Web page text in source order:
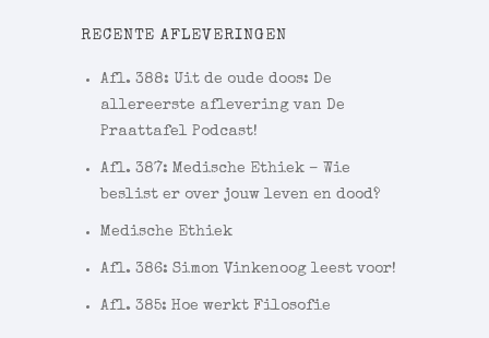
RECENTE AFLEVERINGEN
Afl. 388: Uit de oude doos: De
allereerste aflevering van De
Praattafel Podcast!
Afl. 387: Medische Ethiek – Wie
beslist er over jouw leven en dood?
Medische Ethiek
Afl. 386: Simon Vinkenoog leest voor!
Afl. 385: Hoe werkt Filosofie